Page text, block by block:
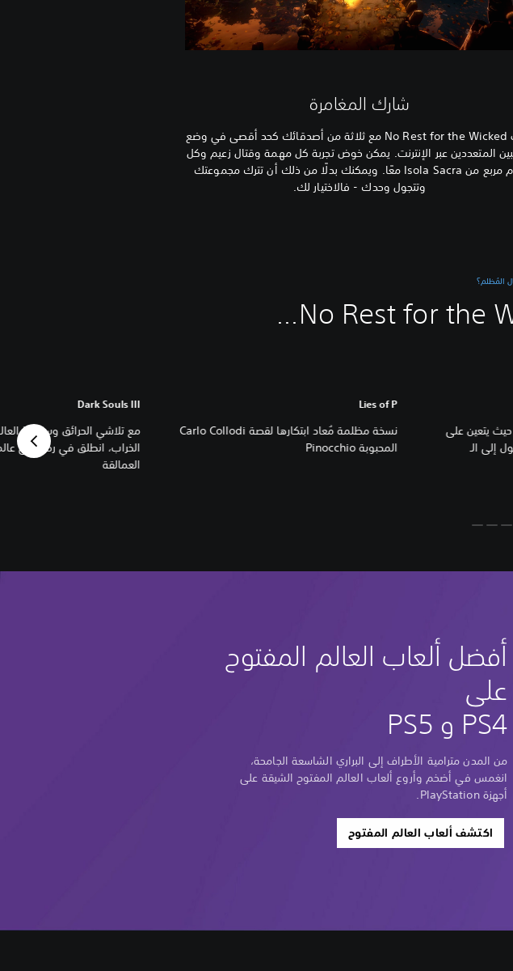
شارك المغامرة
العب No Rest for the Wicked مع ثلاثة من أصدقائك كحد أقصى في وضع
المتعددين عبر الإنترنت. يمكن خوض تجربة كل مهمة وقتال زعيم وكل
قدم مربع من Isola Sacra معًا. ويمكنك بدلًا من ذلك أن تترك مجموعتك
وتتجول وحدك - فالاختيار لك.
المُظلم؟
حيث يتعين على
إلى الـ
Dark Souls III
مع تلاشي الحرائق وسقوط
الخراب، انطلق في رحلة إلى
العمالقة
Lies of P
نسخة مظلمة مُعاد ابتكارها لقصة Carlo Collodi
المحبوبة Pinocchio
أفضل ألعاب العالم المفتوح
على
PS4 و PS5
من المدن مترامية الأطراف إلى البراري الشاسعة الجامحة،
انغمس في أضخم وأروع ألعاب العالم المفتوح الشيقة على
أجهزة PlayStation.
اكتشف ألعاب العالم المفتوح